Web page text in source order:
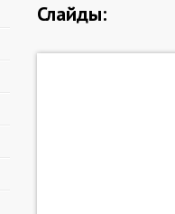
Слайды: